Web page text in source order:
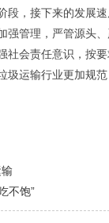
，接下来的发展速
强管理，严管源头
社会责任意识，按
圾运输行业更加规
不饱”